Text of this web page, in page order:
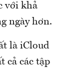
với khả
ngày hơn.
là iCloud
cả các tập